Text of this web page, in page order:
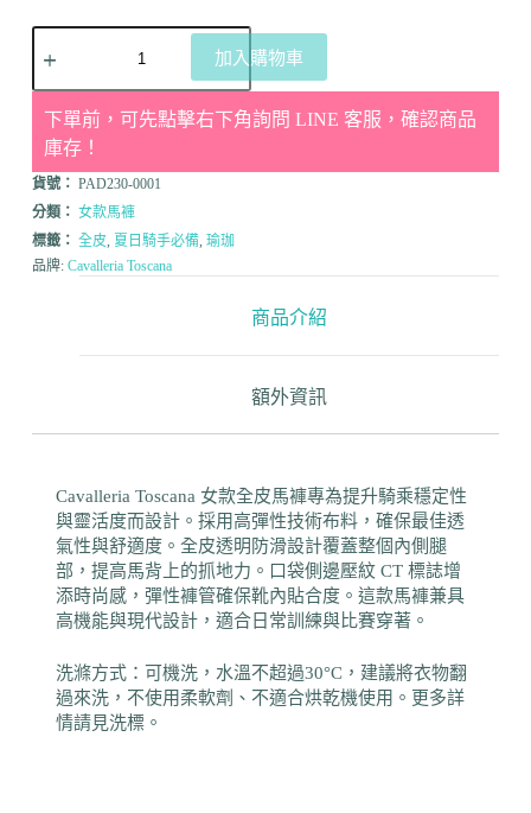
加入購物車
下單前，可先點擊右下角詢問 LINE 客服，確認商品
庫存！
貨號： PAD230-0001
分類： 女款馬褲
標籤： 全皮, 夏日騎手必備, 瑜珈
品牌: Cavalleria Toscana
商品介紹
額外資訊
Cavalleria Toscana 女款全皮馬褲專為提升騎乘穩定性
與靈活度而設計。採用高彈性技術布料，確保最佳透
氣性與舒適度。全皮透明防滑設計覆蓋整個內側腿
部，提高馬背上的抓地力。口袋側邊壓紋 CT 標誌增
添時尚感，彈性褲管確保靴內貼合度。這款馬褲兼具
高機能與現代設計，適合日常訓練與比賽穿著。
洗滌方式：可機洗，水溫不超過30°C，建議將衣物翻
過來洗，不使用柔軟劑、不適合烘乾機使用。更多詳
情請見洗標。